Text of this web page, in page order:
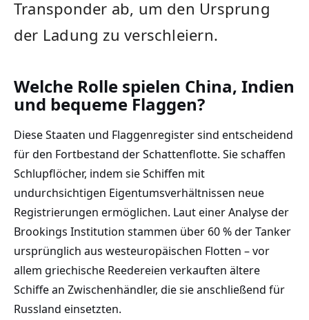
Transponder ab, um den Ursprung
der Ladung zu verschleiern.
Welche Rolle spielen China, Indien
und bequeme Flaggen?
Diese Staaten und Flaggenregister sind entscheidend
für den Fortbestand der Schattenflotte. Sie schaffen
Schlupflöcher, indem sie Schiffen mit
undurchsichtigen Eigentumsverhältnissen neue
Registrierungen ermöglichen. Laut einer Analyse der
Brookings Institution stammen über 60 % der Tanker
ursprünglich aus westeuropäischen Flotten – vor
allem griechische Reedereien verkauften ältere
Schiffe an Zwischenhändler, die sie anschließend für
Russland einsetzten.